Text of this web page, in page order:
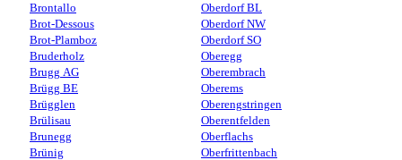
Brontallo
Brot-Dessous
Brot-Plamboz
Bruderholz
Brugg AG
Brügg BE
Brügglen
Brülisau
Brunegg
Brünig
Oberdorf BL
Oberdorf NW
Oberdorf SO
Oberegg
Oberembrach
Oberems
Oberengstringen
Oberentfelden
Oberflachs
Oberfrittenbach